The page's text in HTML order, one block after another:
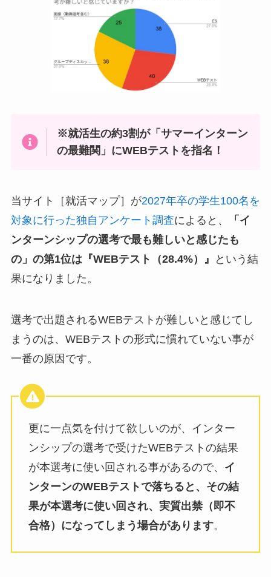
※就活生の約3割が「サマーインターン
の最難関」にWEBテストを指名！
当サイト［就活マップ］が2027年卒の学生100名を
対象に行った独自アンケート調査によると、
「イ
ンターンシップの選考で最も難しいと感じたも
の」の第1位は『WEBテスト（28.4%）』
という結
果になりました。
選考で出題されるWEBテストが難しいと感じてし
まうのは、WEBテストの形式に慣れていない事が
一番の原因です。
更に一点気を付けて欲しいのが、インター
ンシップの選考で受けたWEBテストの結果
が本選考に使い回される事があるので、 イ
ンターンのWEBテストで落ちると、その結
果が本選考に使い回され、実質出禁（即不
合格）になってしまう場合があります。